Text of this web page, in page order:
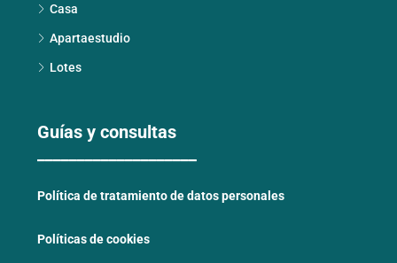
Casa
Apartaestudio
Lotes
Guías y consultas
Política de tratamiento de datos personales
Políticas de cookies